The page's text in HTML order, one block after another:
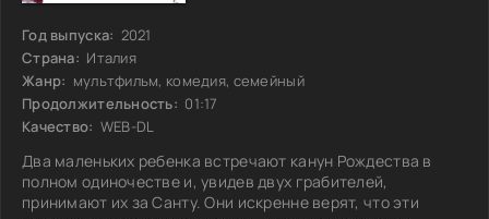
Год выпуска: 2021
Страна: Италия
Жанр: мультфильм, комедия, семейный
Продолжительность: 01:17
Качество: WEB-DL
Два маленьких ребенка встречают канун Рождества в
полном одиночестве и, увидев двух грабителей,
принимают их за Санту. Они искренне верят, что эти